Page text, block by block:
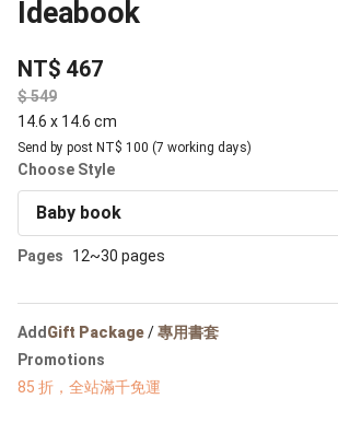
Ideabook
NT$ 467
$
14.6 x 14.6 cm
Send by post NT$ 100 (7 working days)
Choose Style
Baby book
Pages 12~30 pages
AddGift Package/專用書套
Promotions
85 折，全站滿千免運